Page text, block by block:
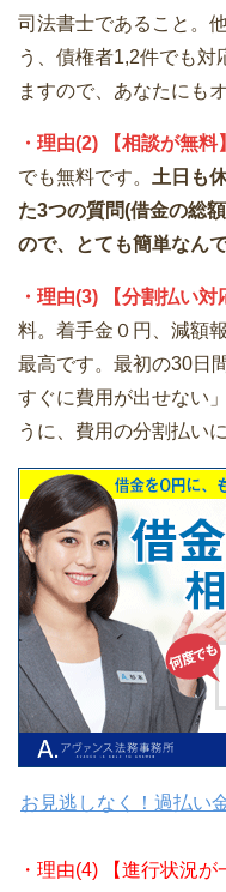
司法書士であること。
う、債権者1,2件でも
ますので、あなたにも
・理由(2) 【相談が無料】
でも無料です。 土日も
た3つの質問(借金の総
ので、とても簡単なんで
・理由(3) 【分割払い対
料。着手金０円、減額
最高です。最初の30日
すぐに費用が出せない
うに、費用の分割払い
お見逃しなく！過払い
・理由(4) 【進行状況が